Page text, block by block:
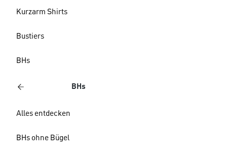
Kurzarm Shirts
Bustiers
BHs
BHs
Alles entdecken
BHs ohne Bügel